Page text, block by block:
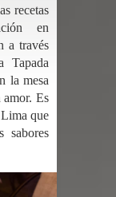
recetas
en
a través
Tapada
la mesa
amor. Es
que
sabores